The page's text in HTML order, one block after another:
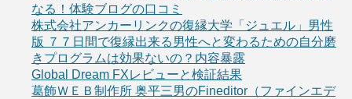
なる！体験ブログの口コミ
株式会社アンカーリンクの復縁大学「ジュエル」男性
版 ７７日間で復縁出来る男性へと変わるための自分磨
きプログラムは効果ないの？内容暴露
Global Dream FXレビューと検証結果
葛飾ＷＥＢ制作所 奥平三男のFineditor（ファインエデ